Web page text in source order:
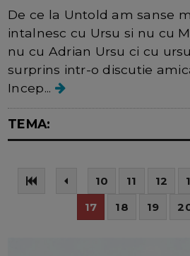
De ce la Untold am sanse
intalnesc cu Ursu si nu cu
nu cu Adrian Ursu ci cu
surprins intr-o discutie
Incep...
TEMA:
10 11 12
17
18 19